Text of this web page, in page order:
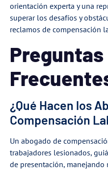
orientación experta y una
superar los desafíos y
reclamos de compensación
Preguntas
¿Qué Hacen los
Compensación
Un abogado de
trabajadores lesionados,
de presentación,